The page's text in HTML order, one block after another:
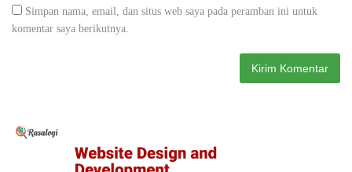
Simpan nama, email, dan situs web saya pada peramban ini untuk
komentar saya berikutnya.